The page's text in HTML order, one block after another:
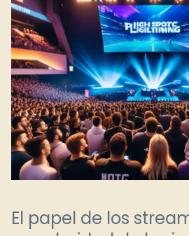
El papel de los